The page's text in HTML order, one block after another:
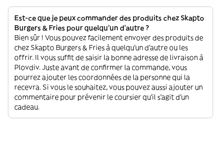
Est-ce que je peux commander des produits chez Skapto
Burgers & Fries pour quelqu'un d'autre ?
Bien sûr ! Vous pouvez facilement envoyer des produits de
chez Skapto Burgers & Fries à quelqu'un d'autre ou les
offrir. Il vous suffit de saisir la bonne adresse de livraison à
Plovdiv. Juste avant de confirmer la commande, vous
pourrez ajouter les coordonnées de la personne qui la
recevra. Si vous le souhaitez, vous pouvez aussi ajouter un
commentaire pour prévenir le coursier qu'il s'agit d'un
cadeau.